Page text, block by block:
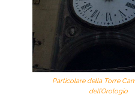
Particolare della Torre
dell’Orologio